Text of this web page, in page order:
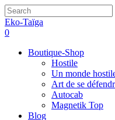
Eko-Taïga
0
Boutique-Shop
Hostile
Un monde
Art de se
Autocab
Magnetik Top
Blog